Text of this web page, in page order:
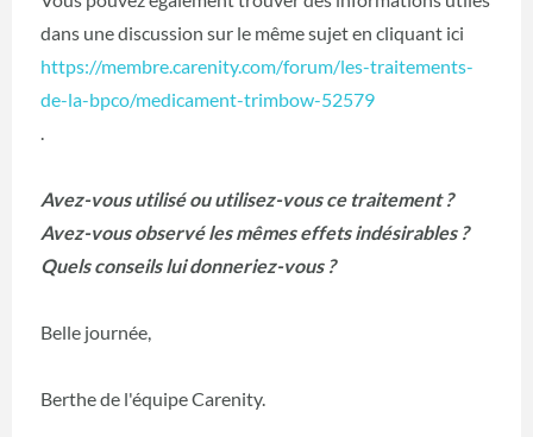
dans une discussion sur le même sujet en cliquant ici
https://membre.carenity.com/forum/les-traitements-
de-la-bpco/medicament-trimbow-52579
Avez-vous utilisé ou utilisez-vous ce traitement ?
Avez-vous observé les mêmes effets indésirables ?
Quels conseils lui donneriez-vous ?
Belle journée,
Berthe de l'équipe Carenity.